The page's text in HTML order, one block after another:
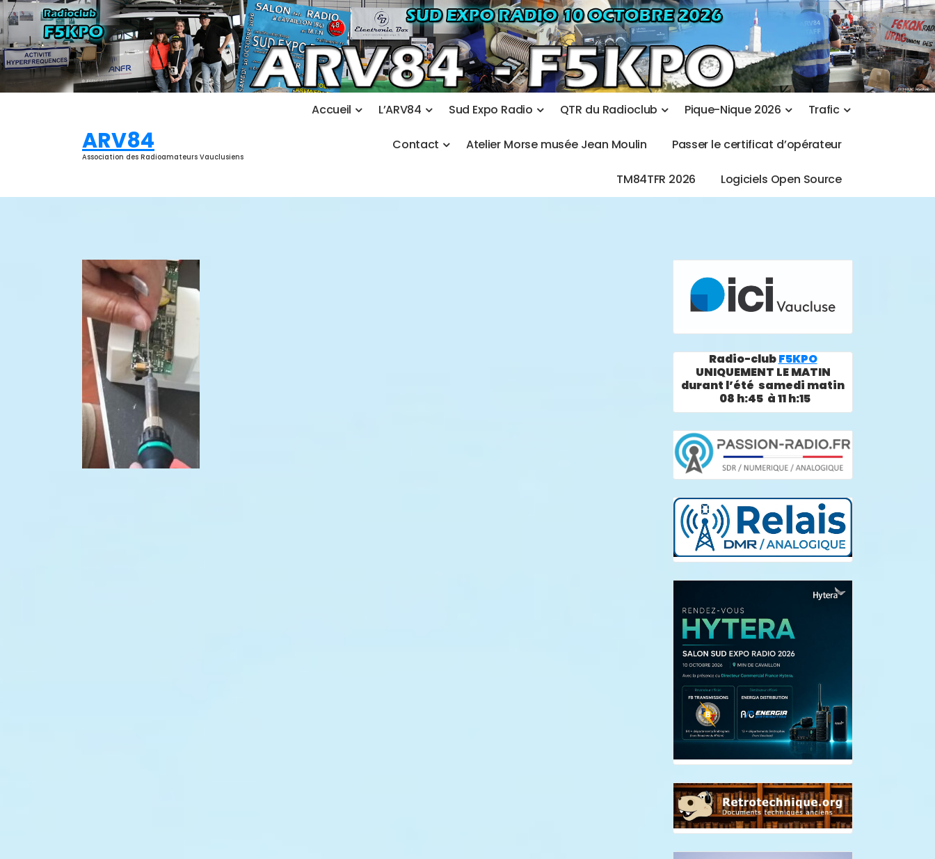
Aller
au
contenu
ARV84
Association des Radioamateurs Vauclusiens
Accueil L’ARV84 Sud Expo Radio QTR du Radioclub Pique-Nique 2026 Trafic
Contact Atelier Morse musée Jean Moulin Passer le certificat d’opérateur
TM84TFR 2026 Logiciels Open Source
Radio-clubF5KPO
UNIQUEMENT LE MATIN
durant l’été samedi matin
08 h:45 à 11 h:15